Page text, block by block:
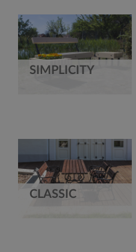
SIMPLICITY
CLASSIC